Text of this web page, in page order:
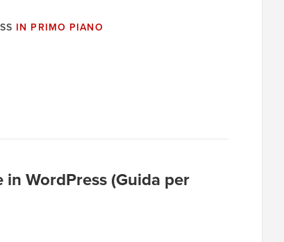
IN PRIMO PIANO
WordPress (Guida per